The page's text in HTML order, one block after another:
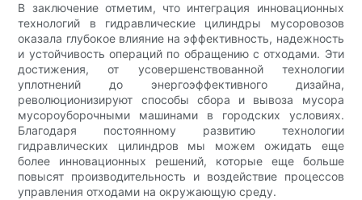
В заключение отметим, что интеграция инновационных
технологий в гидравлические цилиндры мусоровозов
оказала глубокое влияние на эффективность, надежность
и устойчивость операций по обращению с отходами. Эти
достижения, от усовершенствованной технологии
уплотнений до энергоэффективного дизайна,
революционизируют способы сбора и вывоза мусора
мусороуборочными машинами в городских условиях.
Благодаря постоянному развитию технологии
гидравлических цилиндров мы можем ожидать еще
более инновационных решений, которые еще больше
повысят производительность и воздействие процессов
управления отходами на окружающую среду.